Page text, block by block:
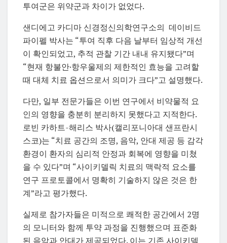
투여군은 위약군과 차이가 없었다.
샌디에고 카디마 신경정신의학연구소의 데이비드
파이펠 박사는 “투여 직후 다음 날부터 임상적 개선
이 확인되었고, 추적 관찰 기간 내내 유지됐다”며
“현재 항불안·항우울제의 제한적인 효능을 고려할
때 대체 치료 옵션으로서 의미가 크다”고 설명했다.
다만, 일부 전문가들은 이번 연구에서 비약물적 요
인의 영향을 충분히 분리하지 못했다고 지적한다.
로빈 카하트-해리스 박사(캘리포니아대 샌프란시
스코)는 “치료 공간의 조명, 음악, 안대 제공 등 감각
환경이 환자의 심리적 안정과 회복에 영향을 미쳤
을 수 있다”며 “사이키델릭 치료의 맥락적 요소를
연구 프로토콜에서 명확히 기술하지 않은 것은 한
계”라고 평가했다.
실제로 참가자들은 미적으로 쾌적한 공간에서 2명
의 모니터와 함께 투약 과정을 진행했으며 표준화
된 음악과 안대가 제공되었다. 이는 기존 사이키델